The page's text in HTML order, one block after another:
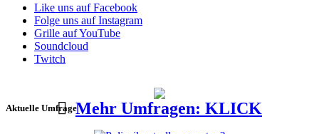
Like uns auf Facebook
Folge uns auf Instagram
Grille auf YouTube
Soundcloud
Twitch
Aktuelle UmfrageMehr Umfragen: KLICK